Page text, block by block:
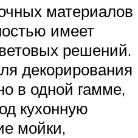
материалов
имеет
решений.
декорирования
в одной гамме,
кухонную
мойки,